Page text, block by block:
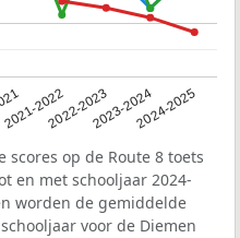
2021-20222022-20232023-20242024-2025
op de Route 8 toets
en met schooljaar 2024-
worden de gemiddelde
voor de Diemen